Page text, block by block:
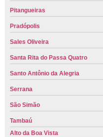
Pitangueiras
Pradópolis
Sales Oliveira
Santa Rita do Passa Quatro
Santo Antônio da Alegria
Serrana
São Simão
Tambaú
Alto da Boa Vista